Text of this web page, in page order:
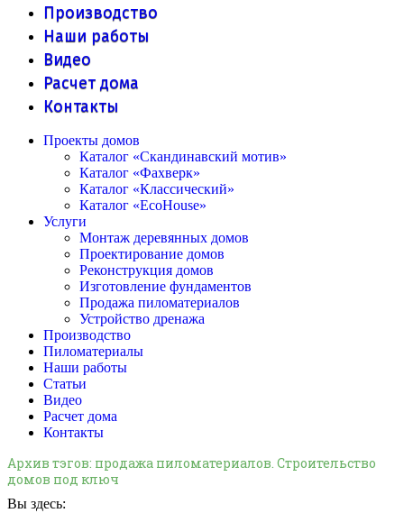
Производство
Наши работы
Видео
Расчет дома
Контакты
Проекты домов
Каталог «Скандинавский мотив»
Каталог «Фахверк»
Каталог «Классический»
Каталог «EcoHouse»
Услуги
Монтаж деревянных домов
Проектирование домов
Реконструкция домов
Изготовление фундаментов
Продажа пиломатериалов
Устройство дренажа
Производство
Пиломатериалы
Наши работы
Статьи
Видео
Расчет дома
Контакты
Архив тэгов: продажа пиломатериалов. Строительство
домов под ключ
Вы здесь: